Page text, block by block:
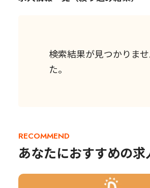
検索結果が見つかりま
た。
RECOMMEND
あなたにおすすめの求